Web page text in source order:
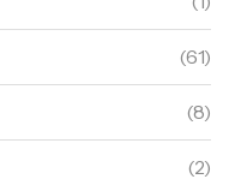
(61)
(8)
(2)